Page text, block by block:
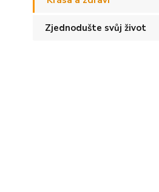
Zjednodušte svůj život